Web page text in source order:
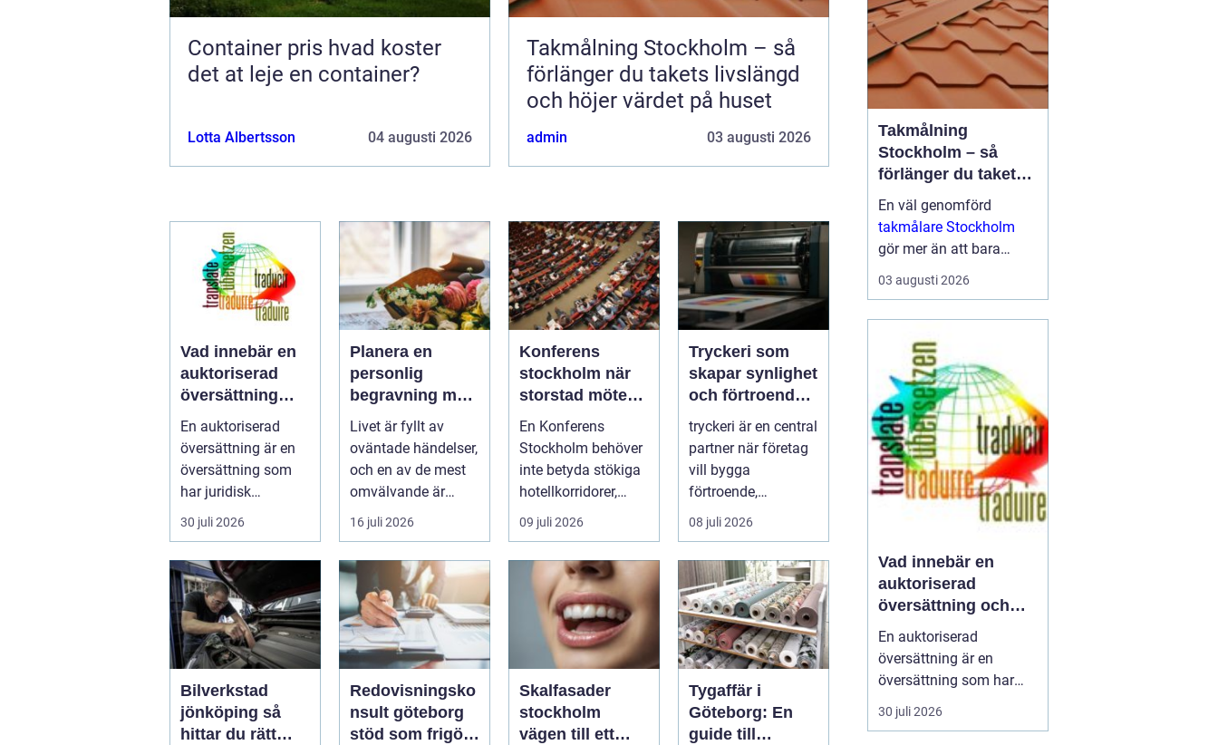
Container pris hvad koster
det at leje en container?
Lotta Albertsson 04 augusti 2026
Takmålning Stockholm – så
förlänger du takets livslängd
och höjer värdet på huset
admin 03 augusti 2026
Vad innebär en
auktoriserad
översättning
och när behövs
den?
En auktoriserad
översättning är en
översättning som
har juridisk
giltighet....
30 juli 2026
Planera en
personlig
begravning med
hjälp av en
begravningsbyr
Livet är fyllt av
oväntade händelser,
och en av de mest
omvälvande är
n&aum...
16 juli 2026
Konferens
stockholm när
storstad möter
rofylld
landsbygd
En Konferens
Stockholm behöver
inte betyda stökiga
hotellkorridorer,
trånga mötesrum
och brus från c...
09 juli 2026
Tryckeri som
skapar synlighet
och förtroende
för ditt företag
tryckeri är en central
partner när företag
vill bygga
förtroende,
synlighet och en
tydlig profil i a...
08 juli 2026
Bilverkstad
jönköping så
hittar du rätt
Redovisningsko
nsult göteborg
stöd som frigör
Skalfasader
stockholm
vägen till ett
Tygaffär i
Göteborg: En
guide till
Takmålning
Stockholm – så
förlänger du takets
livslängd och höjer
värdet på huset
En väl genomförd
takmålare Stockholm
gör mer än att bara
fräscha upp husets
utseende. Den skyddar
03 augusti 2026
Vad innebär en
auktoriserad
översättning och
när behövs den?
En auktoriserad
översättning är en
översättning som har
juridisk giltighet. Den
utförs av en översättare
30 juli 2026